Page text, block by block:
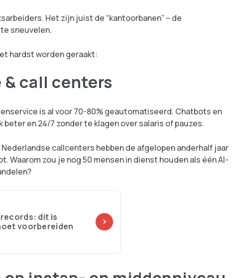
Het zijn juist de “kantoorbanen” – de
sneuvelen.
hardst worden geraakt:
& call centers
is al voor 70-80% geautomatiseerd. Chatbots en
beter en 24/7 zonder te klagen over salaris of pauzes.
callcenters hebben de afgelopen anderhalf jaar
Waarom zou je nog 50 mensen in dienst houden als één AI-
dit is
voorbereiden